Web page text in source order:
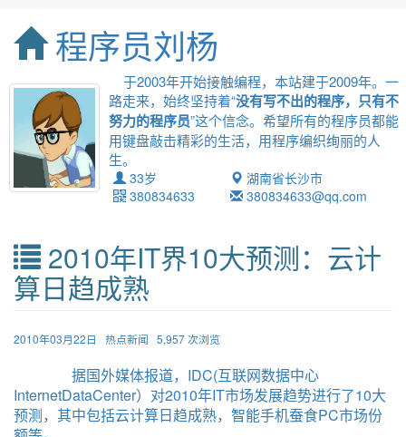
程序员刘杨
于2003年开始接触编程，本站建于2009年。一
路走来，始终坚持着“没有写不出的程序，只有不
努力的程序员”这个信念。希望所有的程序员都能
用键盘敲击精彩的生活，用程序编织绚丽的人
生。
33岁
湖南省长沙市
380834633
380834633@qq.com
2010年IT界10大预测：云计
算日趋成熟
2010年03月22日 热点新闻 5,957 次浏览
据国外媒体报道，IDC(互联网数据中心
InternetDataCenter）对2010年IT市场发展趋势进行了10大
预测，其中包括云计算日趋成熟，智能手机蚕食PC市场份